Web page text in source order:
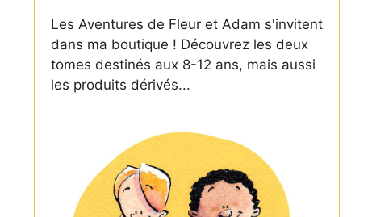
Les Aventures de Fleur et Adam s'invitent
dans ma boutique ! Découvrez les deux
tomes destinés aux 8-12 ans, mais aussi
les produits dérivés...